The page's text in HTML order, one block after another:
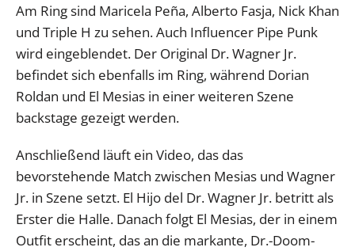
Am Ring sind Maricela Peña, Alberto Fasja, Nick Khan
und Triple H zu sehen. Auch Influencer Pipe Punk
wird eingeblendet. Der Original Dr. Wagner Jr.
befindet sich ebenfalls im Ring, während Dorian
Roldan und El Mesias in einer weiteren Szene
backstage gezeigt werden.
Anschließend läuft ein Video, das das
bevorstehende Match zwischen Mesias und Wagner
Jr. in Szene setzt. El Hijo del Dr. Wagner Jr. betritt als
Erster die Halle. Danach folgt El Mesias, der in einem
Outfit erscheint, das an die markante, Dr.-Doom-